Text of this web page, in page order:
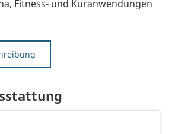
Fitness- und Kuranwendungen